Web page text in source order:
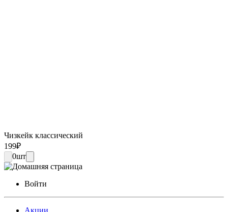
Чизкейк классический
199₽
0шт
Войти
Акции